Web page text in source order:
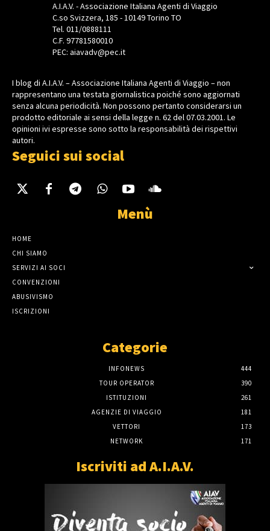
A.I.A.V. - Associazione Italiana Agenti di Viaggio
C.so Svizzera, 185 - 10149 Torino TO
Tel. 011/0888111
C.F. 97781580010
PEC: aiavadv@pec.it
I blog di A.I.A.V. – Associazione Italiana Agenti di Viaggio – non
rappresentano una testata giornalistica poiché sono aggiornati
senza alcuna periodicità. Non possono pertanto considerarsi un
prodotto editoriale ai sensi della legge n. 62 del 07.03.2001. Le
opinioni ivi espresse sono sotto la responsabilità dei rispettivi
autori.
Seguici sui social
Menù
HOME
CHI SIAMO
SERVIZI AI SOCI
CONVENZIONI
ABUSIVISMO
ISCRIZIONI
Categorie
INFONEWS
444
TOUR OPERATOR
390
ISTITUZIONI
261
AGENZIE DI VIAGGIO
181
VETTORI
173
NETWORK
171
Iscriviti ad A.I.A.V.